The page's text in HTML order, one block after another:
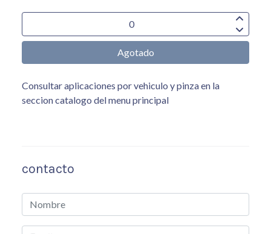
Agotado
Consultar aplicaciones por vehiculo y pinza en la
seccion catalogo del menu principal
contacto